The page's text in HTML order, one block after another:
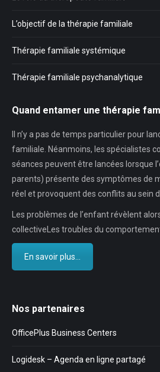
L’objectif de la thérapie familiale
Thérapie familiale systémique
Thérapie familiale psychanalytique
Quand entamer une thérapie
Il n’y a pas de temps particulier pour
familiale. Néanmoins, les spécialistes
séances peuvent être lancées lorsque
parents) présente des symptômes de
réel et provoquent des conflits au sein
Les problèmes de l’enfant révèlent
collectiveLes troubles du
En savoir plus...
Nos partenaires
OfficePlus Business Centers
Logidesk – Agenda en ligne partagé